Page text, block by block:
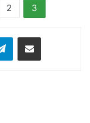
2 3
TelegramCondividi via Email